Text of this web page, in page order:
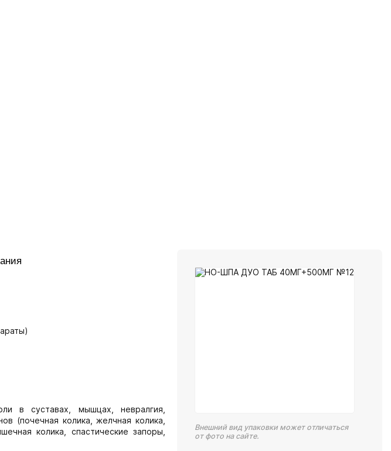
в суставах, мышцах, невралгия,
(почечная колика, желчная колика,
колика, спастические запоры,
Внешний вид упаковки может отличаться
от фото на сайте.